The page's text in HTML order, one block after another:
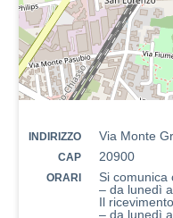
INDIRIZZO Via Monte
CAP 20900
ORARI
Si comunica
– da lunedì
Il
– da lunedì